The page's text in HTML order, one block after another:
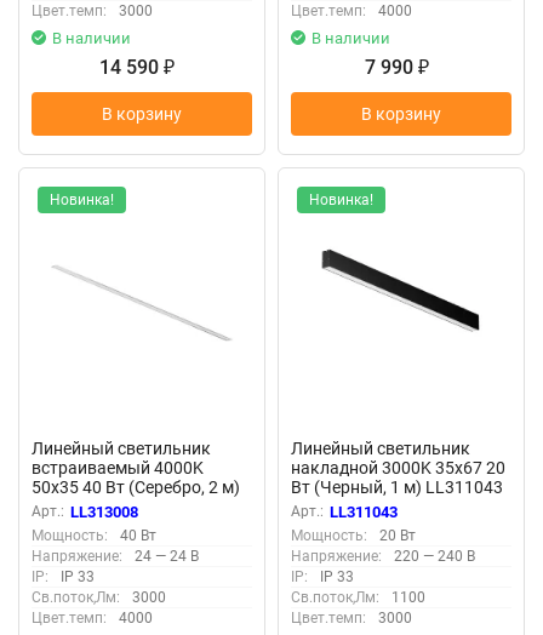
Цвет.темп:
3000
В наличии
14 590 ₽
В корзину
Цвет.темп:
4000
В наличии
7 990 ₽
В корзину
Новинка!
Линейный светильник
встраиваемый 4000K
50x35 40 Вт (Серебро, 2 м)
LL313008 (Серебро)
LL313008
Арт.: LL313008
Мощность:
40 Вт
Напряжение:
24 — 24 В
IP:
IP 33
Св.поток,Лм:
3000
Цвет.темп:
4000
Новинка!
Линейный светильник
накладной 3000K 35x67 20
Вт (Черный, 1 м) LL311043
(Черный) LL311043
Арт.: LL311043
Мощность:
20 Вт
Напряжение:
220 — 240 В
IP:
IP 33
Св.поток,Лм:
1100
Цвет.темп:
3000